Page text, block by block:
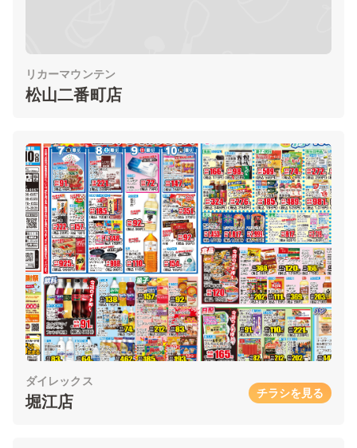
リカーマウンテン
松山二番町店
ダイレックス
堀江店 チラシを見る